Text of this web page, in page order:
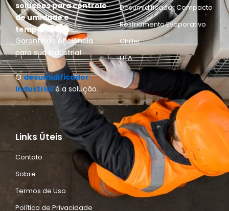
soluções para controle
de umidade e
temperatura.
Garantindo eficiência
para sua indústria!
Odesumidificador
industrialé a solução.
Desumidificador Compacto
Resfriamento Evaporativo
Chiller
UTA
Links Úteis
Contato
Sobre
Termos de Uso
Política de Privacidade